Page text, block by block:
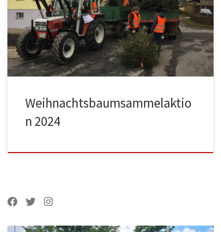
Weihnachtsbaumsammelaktion.Für diese Aktion werden
immer noch viele tatkräftige Hände benötigt. Wer
mithelfen mag, kann sich gerne noch als Helfer*in unter
folgenden Link (https://juenger-vlotho-
01.amosweb.de/reg/anmeldung/106282/start) oder direkt
dem […]
Weihnachtsbaumsammelaktio
n 2024